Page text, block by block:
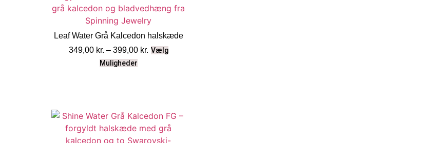
Leaf Water Grå Kalcedon halskæde
349,00 kr. – 399,00 kr. Vælg
Muligheder